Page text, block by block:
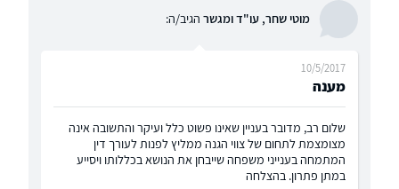
מוטי שחר, עו"ד ומגשר הגיב/ה:
מענה
10/5/2017
שלום רב, מדובר בעניין שאינו פשוט כלל ועיקר והתשובה אינה
מצומצמת לתחום של צווי הגנה ממליץ לפנות לעורך דין
המתמחה בענייני משפחה שייבחן את הנושא בכללותו ויסייע
במתן פתרון. בהצלחה